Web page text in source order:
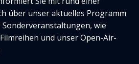
über unser aktuelles Programm
wie
und unser Open-Air-